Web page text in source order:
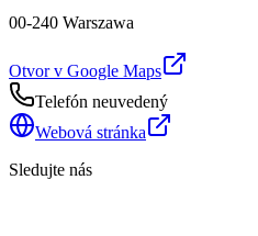
00-240 Warszawa
Otvor v Google Maps
Telefón neuvedený
Webová stránka
Sledujte nás